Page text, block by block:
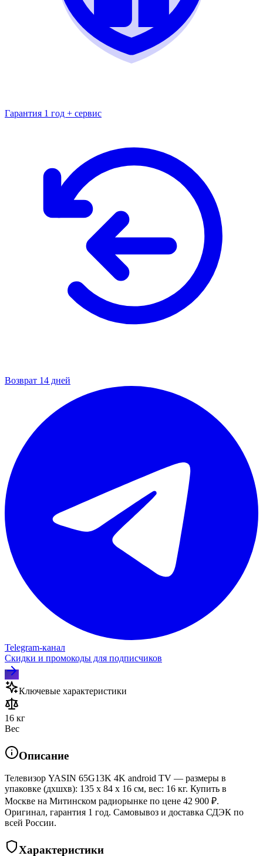
Гарантия 1 год + сервис
Возврат 14 дней
Telegram‑канал
Скидки и промокоды для подписчиков
Ключевые характеристики
16 кг
Вес
Описание
Телевизор YASIN 65G13K 4K android TV — размеры в
упаковке (дхшхв): 135 x 84 x 16 см, вес: 16 кг. Купить в
Москве на Митинском радиорынке по цене 42 900 ₽.
Оригинал, гарантия 1 год. Самовывоз и доставка СДЭК по
всей России.
Характеристики